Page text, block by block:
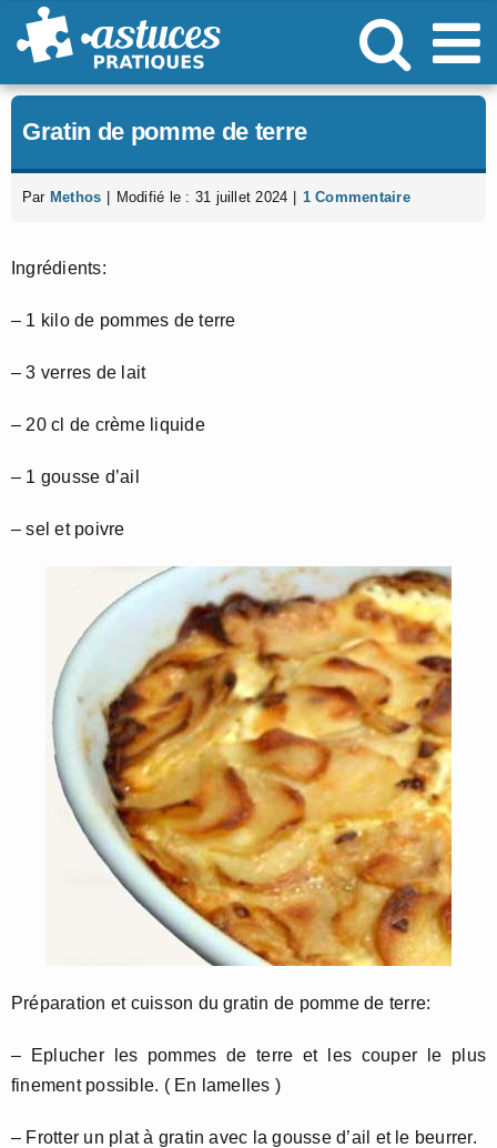
Passer
au
Gratin de pomme de terre
Par Methos Modifié le : 31 juillet 2024 1 Commentaire
Ingrédients:
– 1 kilo de pommes de terre
– 3 verres de lait
– 20 cl de crème liquide
– 1 gousse d’ail
– sel et poivre
Préparation et cuisson du gratin de pomme de terre:
– Eplucher les pommes de terre et les couper le plus
finement possible. ( En lamelles )
– Frotter un plat à gratin avec la gousse d’ail et le beurrer.